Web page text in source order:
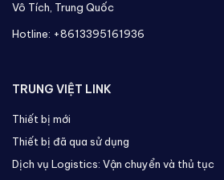
Vô Tích, Trung Quốc
Hotline: +8613395161936
TRUNG VIỆT LINK
Thiết bị mới
Thiết bị đã qua sử dụng
Dịch vụ Logistics: Vận chuyển và thủ tục